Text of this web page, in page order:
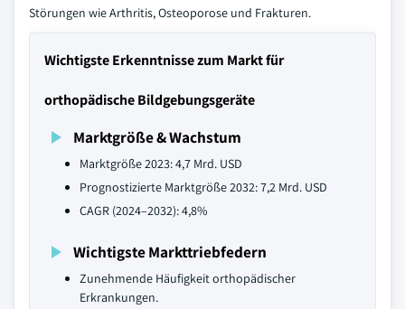
Störungen wie Arthritis, Osteoporose und Frakturen.
Wichtigste Erkenntnisse zum Markt für
orthopädische Bildgebungsgeräte
Marktgröße & Wachstum
Marktgröße 2023: 4,7 Mrd. USD
Prognostizierte Marktgröße 2032: 7,2 Mrd. USD
CAGR (2024–2032): 4,8%
Wichtigste Markttriebfedern
Zunehmende Häufigkeit orthopädischer
Erkrankungen.